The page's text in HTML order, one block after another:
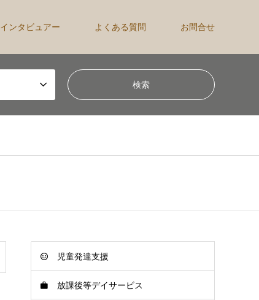
インタビュアー よくある質問 お問合せ
児童発達支援
放課後等デイサービス